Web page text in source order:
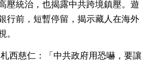
壓統治，也揭露中共跨境鎮壓。遊
行前，短暫停留，揭示藏人在海外
。
西慈仁：「中共政府用恐嚇，要讓